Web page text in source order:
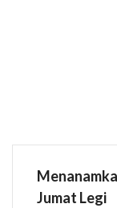
Jumat Legi